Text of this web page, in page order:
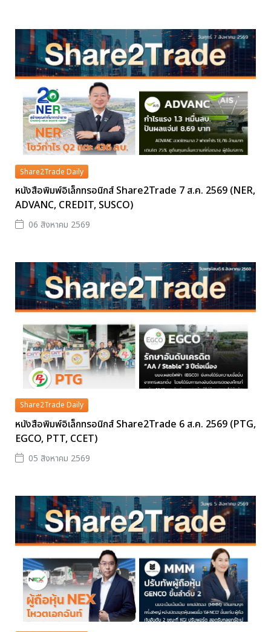
Share2Trade Daily
หนังสือพิมพ์อิเล็กทรอนิกส์ Share2Trade 7 ส.ค. 2569 (NER,
ADVANC, CREDIT, SUSCO)
06 สิงหาคม 2569
Share2Trade Daily
หนังสือพิมพ์อิเล็กทรอนิกส์ Share2Trade 6 ส.ค. 2569 (PTG,
EGCO, PTT, CCET)
05 สิงหาคม 2569